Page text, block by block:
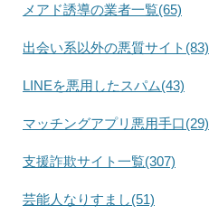
メアド誘導の業者一覧(65)
出会い系以外の悪質サイト(83)
LINEを悪用したスパム(43)
マッチングアプリ悪用手口(29)
支援詐欺サイト一覧(307)
芸能人なりすまし(51)